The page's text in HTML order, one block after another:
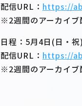
配信URL： https://
※2週間のアーカイブ
日程：5月4日(日・
配信URL： https://
※2週間のアーカイブ